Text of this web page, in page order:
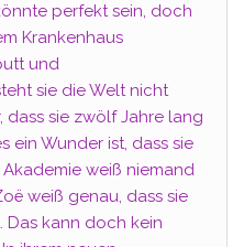
perfekt sein, doch
Krankenhaus
und
sie die Welt nicht
dass sie zwölf Jahre lang
ein Wunder ist, dass sie
weiß niemand
weiß genau, dass sie
kann doch kein